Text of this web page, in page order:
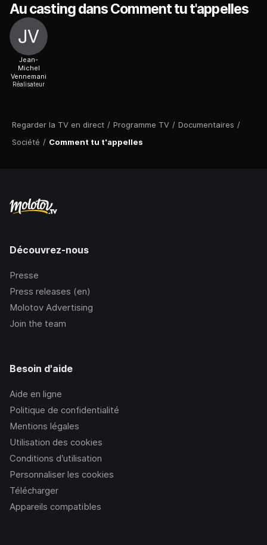
Regarder la TV en direct / Programme TV / Documentaires /
Société / Comment tu t'appelles
Au casting dans Comment tu t'appelles
Jean-
Michel
Vennemani
Réalisateur
Découvrez-nous
Presse
Press releases (en)
Molotov Advertising
Join the team
Besoin d'aide
Aide en ligne
Politique de confidentialité
Mentions légales
Utilisation des cookies
Conditions d’utilisation
Personnaliser les cookies
Télécharger
Appareils compatibles